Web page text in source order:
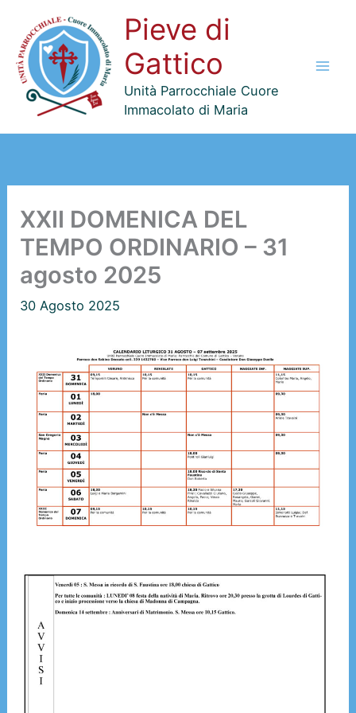
contenuto
Pieve di
Gattico
Unità Parrocchiale Cuore
Immacolato di Maria
XXII DOMENICA DEL
TEMPO ORDINARIO – 31
agosto 2025
30 Agosto 2025